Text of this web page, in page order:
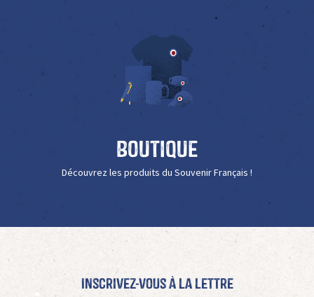
Boutique
Découvrez les produits du Souvenir Français !
Inscrivez-vous à La Lettre